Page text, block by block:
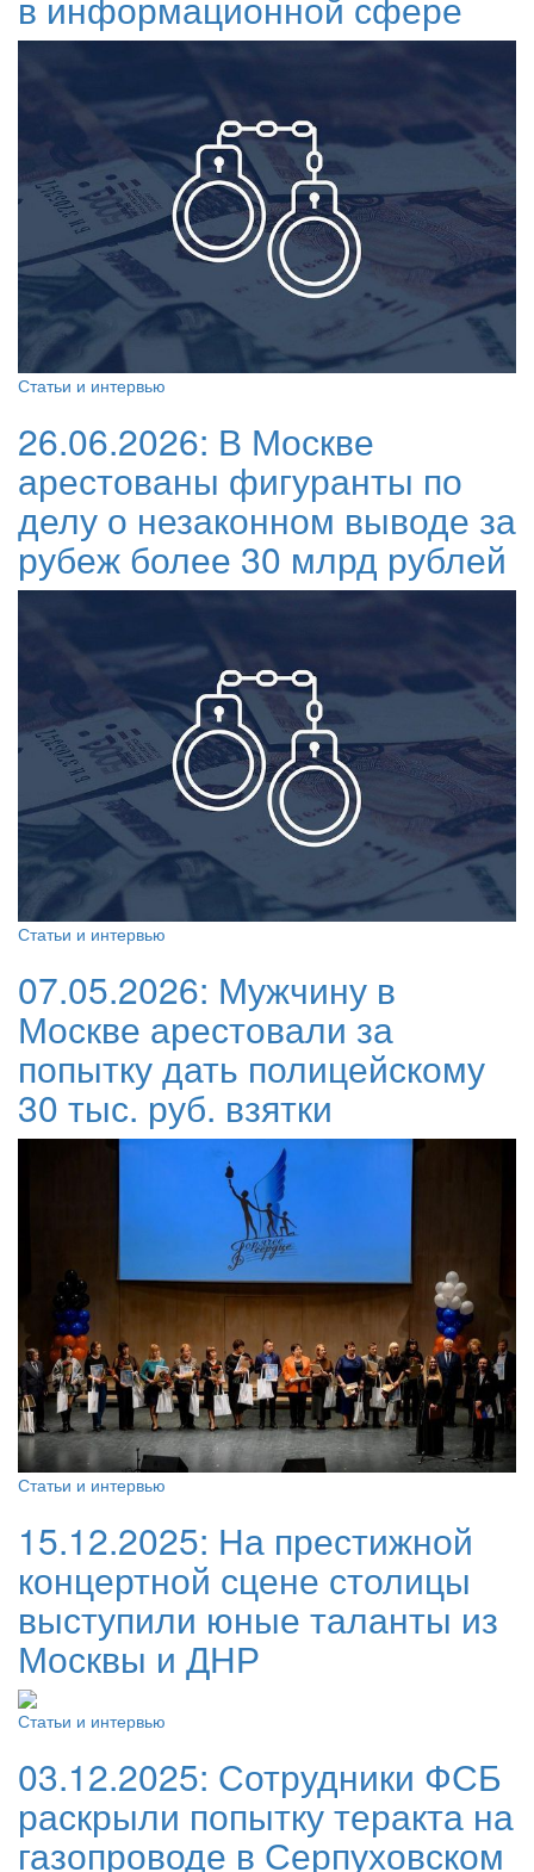
Статьи и интервью
26.06.2026: В Москве
арестованы фигуранты по
делу о незаконном выводе за
рубеж более 30 млрд рублей
Статьи и интервью
07.05.2026: Мужчину в
Москве арестовали за
попытку дать полицейскому
30 тыс. руб. взятки
Статьи и интервью
15.12.2025: На престижной
концертной сцене столицы
выступили юные таланты из
Москвы и ДНР
Статьи и интервью
03.12.2025: Сотрудники ФСБ
раскрыли попытку теракта на
газопроводе в Серпуховском